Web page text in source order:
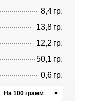
8,4 гр.
13,8 гр.
12,2 гр.
50,1 гр.
0,6 гр.
На 100 грамм